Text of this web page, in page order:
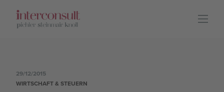
DEU ITA
29/12/2015
WIRTSCHAFT & STEUERN